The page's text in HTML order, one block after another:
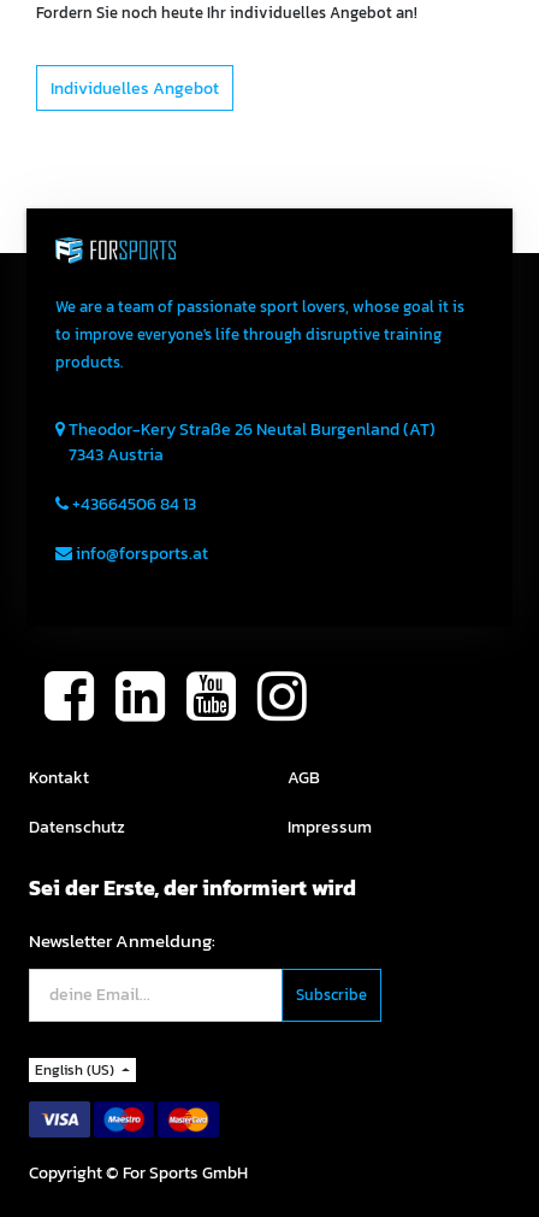
Fordern Sie noch heute Ihr individuelles Angebot an!
Individuelles Angebot
We are a team of passionate sport lovers, whose goal it is
to improve everyone's life through disruptive training
products.
Theodor-Kery Straße 26NeutalBurgenland (AT)
7343Austria
+43664506 84 13
info@forsports.at
Kontakt
Datenschutz
AGB
Impressum
Sei der Erste, der informiert wird
Newsletter Anmeldung:
English (US)
Copyright ©For Sports GmbH